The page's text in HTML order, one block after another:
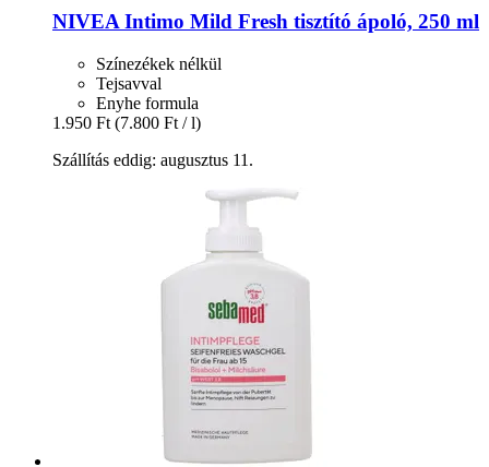
NIVEA Intimo Mild Fresh tisztító ápoló, 250 ml
Színezékek nélkül
Tejsavval
Enyhe formula
1.950 Ft (7.800 Ft / l)
Szállítás eddig: augusztus 11.